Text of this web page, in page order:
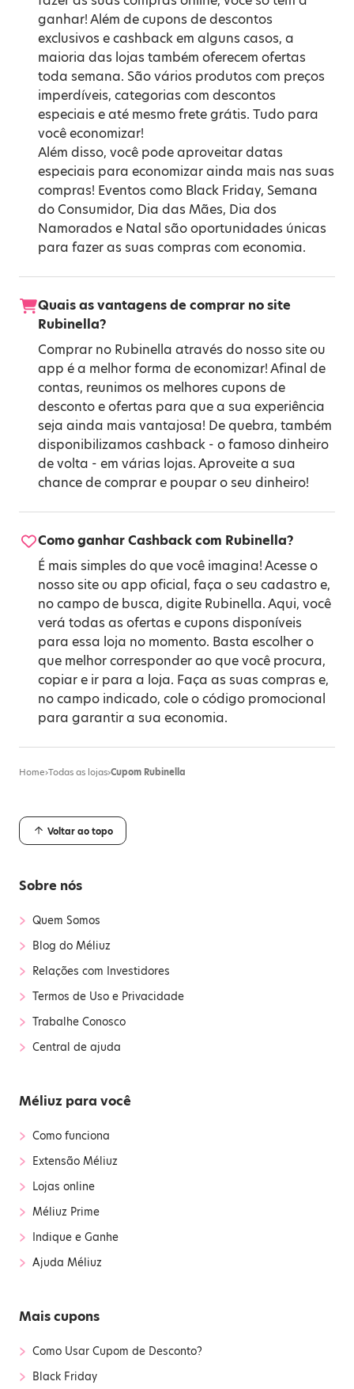
ganhar! Além de cupons de descontos
exclusivos e cashback em alguns casos, a
maioria das lojas também oferecem ofertas
toda semana. São vários produtos com preços
imperdíveis, categorias com descontos
especiais e até mesmo frete grátis. Tudo para
você economizar!
Além disso, você pode aproveitar datas
especiais para economizar ainda mais nas suas
compras! Eventos como Black Friday, Semana
do Consumidor, Dia das Mães, Dia dos
Namorados e Natal são oportunidades únicas
para fazer as suas compras com economia.
Quais as vantagens de comprar no site
Rubinella?
Comprar no Rubinella através do nosso site ou
app é a melhor forma de economizar! Afinal de
contas, reunimos os melhores cupons de
desconto e ofertas para que a sua experiência
seja ainda mais vantajosa! De quebra, também
disponibilizamos cashback - o famoso dinheiro
de volta - em várias lojas. Aproveite a sua
chance de comprar e poupar o seu dinheiro!
Como ganhar Cashback com Rubinella?
É mais simples do que você imagina! Acesse o
nosso site ou app oficial, faça o seu cadastro e,
no campo de busca, digite Rubinella. Aqui, você
verá todas as ofertas e cupons disponíveis
para essa loja no momento. Basta escolher o
que melhor corresponder ao que você procura,
copiar e ir para a loja. Faça as suas compras e,
no campo indicado, cole o código promocional
para garantir a sua economia.
Home›Todas as lojas›Cupom Rubinella
Voltar ao topo
Sobre nós
› Quem Somos
› Blog do Méliuz
› Relações com Investidores
› Termos de Uso e Privacidade
› Trabalhe Conosco
› Central de ajuda
Méliuz para você
› Como funciona
› Extensão Méliuz
› Lojas online
› Méliuz Prime
› Indique e Ganhe
› Ajuda Méliuz
Mais cupons
› Como Usar Cupom de Desconto?
› Black Friday